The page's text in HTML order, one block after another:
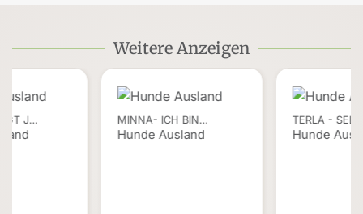
Weitere Anzeigen
MINNA- ICH BIN…
Hunde Ausland
TERLA -
Hunde
J…